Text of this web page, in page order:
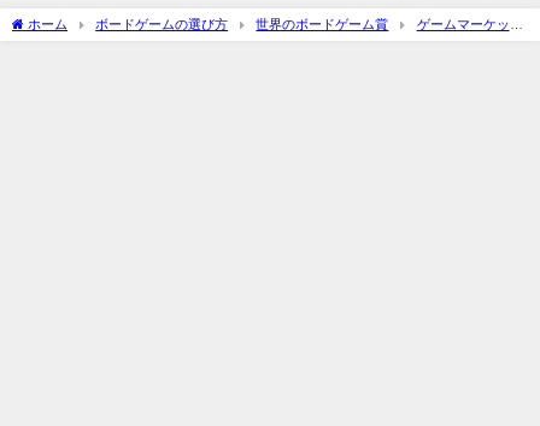
ホーム ボードゲームの選び方 世界のボードゲーム賞
ゲームマーケット
大賞
2017年ゲームマーケット大賞を振り返る ～受賞作、優秀作品、2次審査通過